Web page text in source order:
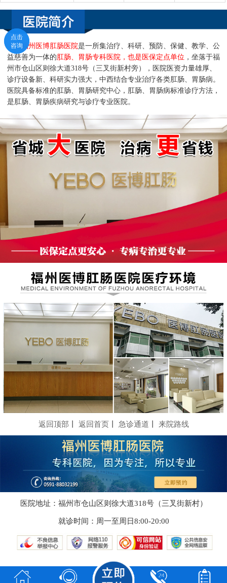
福州医博肛肠医院是一所集治疗、科研、预防、保健、教学、公
益慈善为一体的肛肠、胃肠专科医院，也是医保定点单位 ，坐落于福
州市仓山区则徐大道318号（三叉街新村旁），医院医资力量雄厚、
诊疗设备新、科研实力强大，中西结合专业治疗各类肛肠、胃肠病。
医院具备标准的肛肠、胃肠研究中心，肛肠、胃肠病标准诊疗方法，
是肛肠、胃肠疾病研究与诊疗专业医院。
返回顶部 返回首页丨 急诊通道 来院路线
医院地址：福州市仓山区则徐大道318号（三叉街新村）
就诊时间：周一至周日8:00-20:00
点击
咨询
点击
咨询